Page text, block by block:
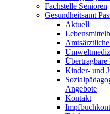
Fachstelle Senioren
Gesundheitsamt
Aktuell
Kinder- und
Angebote
Kontakt